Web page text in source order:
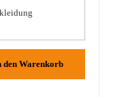
den Warenkorb